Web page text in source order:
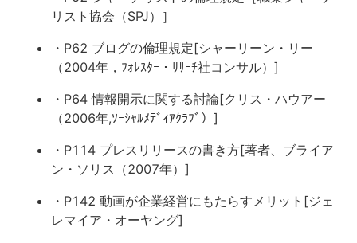
リスト協会（SPJ）］
・P62 ブログの倫理規定[シャーリーン・リー
（2004年，ﾌｫﾚｽﾀｰ・ﾘｻｰﾁ社コンサル）]
・P64 情報開示に関する討論[クリス・ハウアー
（2006年,ｿｰｼｬﾙﾒﾃﾞｨｱｸﾗﾌﾞ）]
・P114 プレスリリースの書き方[著者、ブライア
ン・ソリス（2007年）]
・P142 動画が企業経営にもたらすメリット[ジェ
レマイア・オーヤング]